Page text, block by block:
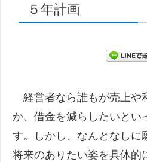
５年計画
経営者なら誰もが売上や
か、借金を減らしたいとい
す。しかし、なんとなしに
将来のありたい姿を具体的